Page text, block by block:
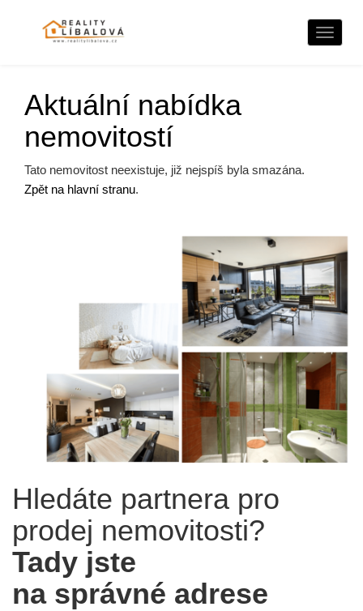
Aktuální nabídka
nemovitostí
Tato nemovitost neexistuje, již nejspíš byla smazána.
Zpět na hlavní stranu.
Hledáte partnera pro
prodej nemovitosti?
Tady jste
na správné adrese